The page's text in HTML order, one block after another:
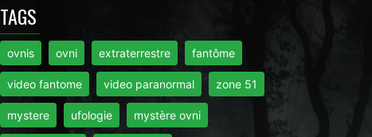
TAGS
ovnis ovni extraterrestre fantôme
video fantome video paranormal zone 51
mystere ufologie mystère ovni